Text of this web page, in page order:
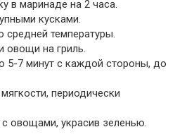
в маринаде на 2 часа.
кусками.
средней температуры.
овощи на гриль.
5-7 минут с каждой стороны, до
периодически
овощами, украсив зеленью.